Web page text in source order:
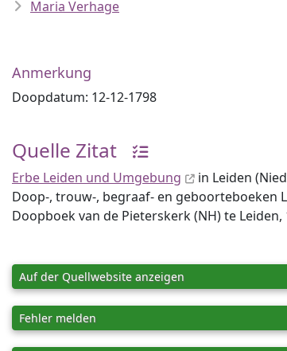
Maria Verhage
Anmerkung
Doopdatum: 12-12-1798
Quelle Zitat
Erbe Leiden und Umgebung
in Leiden
Doop-, trouw-, begraaf- en geboorteboeken
Doopboek van de Pieterskerk (NH) te Leiden,
Auf der Quellwebsite anzeigen
Fehler melden